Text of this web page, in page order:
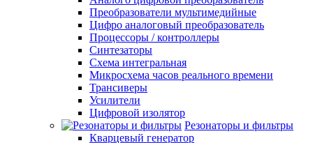
Преобразователи мультимедийные
Цифро аналоговый преобразователь
Процессоры / контроллеры
Синтезаторы
Схема интегральная
Микросхема часов реального времени
Трансиверы
Усилители
Цифровой изолятор
Резонаторы и фильтры
Кварцевый генератор